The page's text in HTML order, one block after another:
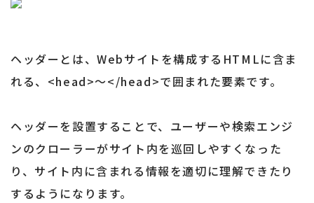
ヘッダーとは、Webサイトを構成するHTMLに含ま
れる、<head>～</head>で囲まれた要素です。
ヘッダーを設置することで、ユーザーや検索エンジ
ンのクローラーがサイト内を巡回しやすくなった
り、サイト内に含まれる情報を適切に理解できたり
するようになります。